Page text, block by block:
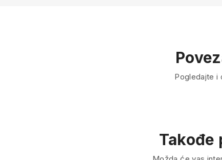
Pogledajte i
Takođe